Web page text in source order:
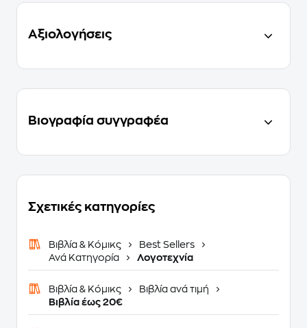
Αξιολογήσεις
Βιογραφία συγγραφέα
Σχετικές κατηγορίες
Βιβλία & Κόμικς
Best Sellers
Ανά Κατηγορία
Λογοτεχνία
Βιβλία & Κόμικς
Βιβλία ανά τιμή
Βιβλία έως 20€